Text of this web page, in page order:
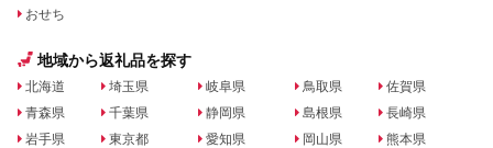
おせち
地域から返礼品を探す
北海道
青森県
岩手県
埼玉県
千葉県
東京都
岐阜県
静岡県
愛知県
鳥取県
島根県
岡山県
佐賀県
長崎県
熊本県